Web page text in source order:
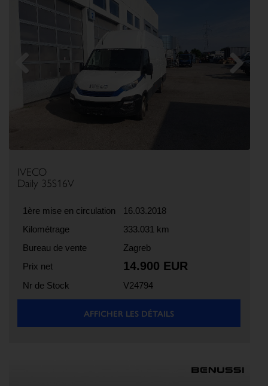
IVECO
Daily 35S16V
1ère mise en circulation
16.03.2018
Kilométrage
333.031 km
Bureau de vente
Zagreb
Prix net
14.900 EUR
Nr de Stock V24794
AFFICHER LES DÉTAILS